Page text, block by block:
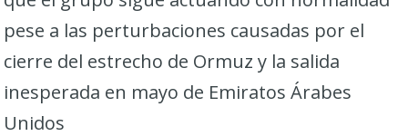
pese a las perturbaciones ​causadas por el
cierre del estrecho de Ormuz y la salida
inesperada en mayo de Emiratos Árabes
Unidos